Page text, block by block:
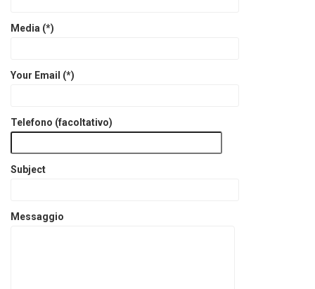
Media (*)
Your Email (*)
Telefono (facoltativo)
Subject
Messaggio